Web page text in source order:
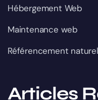
Hébergement Web
Maintenance web
Référencement
Articles